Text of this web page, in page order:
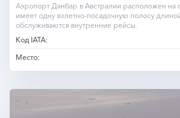
Аэропорт Данбар в Австралии расположен на
имеет одну взлетно-посадочную полосу
обслуживаются внутренние рейсы.
Код IATA:
Место: